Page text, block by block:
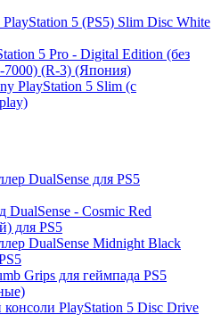
5 (PS5) Slim Disc White
5 Pro - Digital Edition (без
7000) (R-3) (Япония)
PlayStation 5 Slim (с
DualSense для PS5
DualSense - Cosmic Red
для PS5
DualSense Midnight Black
Grips для геймпада PS5
консоли PlayStation 5 Disc Drive